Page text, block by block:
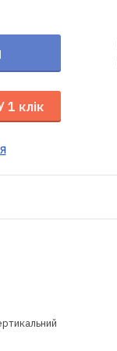
1 клік